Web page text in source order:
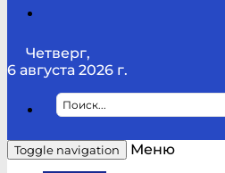
Четверг,
6 августа 2026 г.
Toggle navigation
Меню